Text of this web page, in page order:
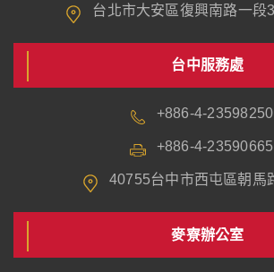
台北市大安區復興南路一段
台中服務處
+886-4-23598250
+886-4-23590665
40755台中市西屯區朝馬
麥寮辦公室